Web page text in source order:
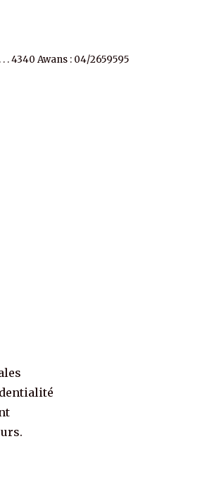
. 4340 Awans : 04/2659595